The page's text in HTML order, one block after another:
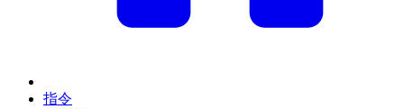
指令